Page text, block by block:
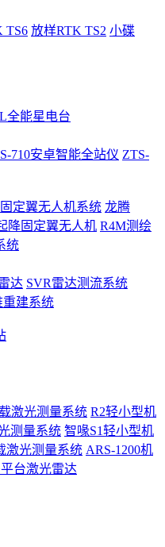
TS6 放样RTK TS2 小碟
全能星电台
710安卓智能全站仪 ZTS-
定翼无人机系统 龙腾
降固定翼无人机 R4M测绘
统
达 SVR雷达测流系统
重建系统
激光测量系统 R2轻小型机
测量系统 智喙S1轻小型机
激光测量系统 ARS-1200机
台激光雷达